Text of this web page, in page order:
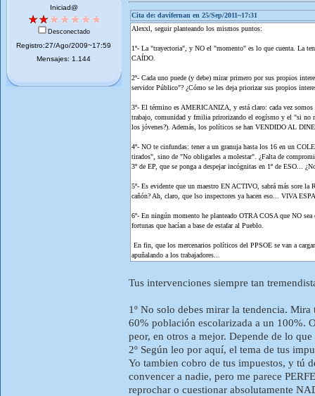
Iniciad@
Desconectado
Registro:27/Ago/2009~17:59
Mensajes: 1.144
Cita de: davifernan en 25/Sep/2011~17:31
Alexxl, seguir planteando los mismos puntos:
1º- La "trayectoria", y NO el "momento" es lo que cuenta. La
CAÍDO.
2º- Cada uno puede (y debe) mirar primero por sus propios
servidor Público"? ¿Cómo se les deja priorizar sus propios
3º- El término es AMERICANIZA, y está claro: cada vez
trabajo, comunidad y fmilia prirorizando el eogísmo y el "si no
los jóvenes?). Además, los políticos se han VENDIDO AL
4º- NO te cinfundas: tener a un granuja hasta los 16 en un
tirados", sino de "No obligarles a molestar". ¿Falta de
3º de EP, que se ponga a despejar incógnitas en 1º de ESO...
5º- Es evidente que un maestro EN ACTIVO, sabrá más sore
cañón? Ah, claro, que lso inspectores ya hacen eso... VIVA
6º- En ningún momento he planteado OTRA COSA que NO
fortunas que hacían a base de estafar al Pueblo.
En fin, que los mercenarios políticos del PPSOE se van a
apuñalando a los trabajadores...
Tus intervenciones siempre tan
1º No solo debes mirar la tendencia.
60% población escolarizada a un 100%.
peor, en otros a mejor. Depende de lo
2º Según leo por aquí, el tema de tus
Yo tambien cobro de tus impuestos, y tú
convencer a nadie, pero me parece
reprochar o cuestionar absolutamente